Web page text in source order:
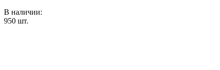
В наличии:
950 шт.